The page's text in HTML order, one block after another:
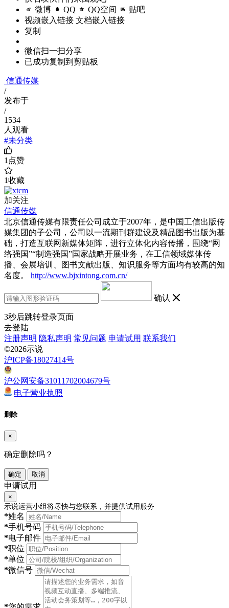
微博 QQ QQ空间 贴吧
视频嵌入链接 文档嵌入链接
复制
微信扫一扫分享
已成功复制到剪贴板
信通传媒
/
发布于
/
1534
人观看
#未分类
1点赞
1收藏
加关注
信通传媒
北京信通传媒有限责任公司成立于2007年，是中国工信出版传
媒集团的子公司，公司以一流期刊群建设及精品图书出版为基
础，打造互联网新媒体矩阵，进行立体化内容传播，围绕“网
络强国”“制造强国”国家战略开展业务，在工信领域媒体传
播、会展培训、图书文献出版、知识服务等方面均有较高的知
名度。
http://www.bjxintong.com.cn/
确认
3秒后跳转登录页面
去登陆
注册声明 隐私声明 常见问题 申请试用 联系我们
©2026示说
沪ICP备18027414号
沪公网安备31011702004679号
电子营业执照
删除
×
确定删除吗？
确定 取消
申请试用
×
示说运营小组将尽快与您联系，并提供试用服务
*姓名
*手机号码
*电子邮件
*职位
*单位
*微信号